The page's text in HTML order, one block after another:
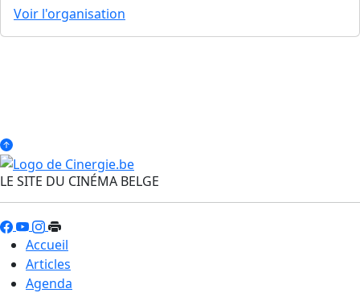
Voir l'organisation
LE SITE DU CINÉMA BELGE
Accueil
Articles
Agenda